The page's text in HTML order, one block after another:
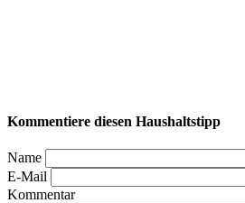
Kommentiere diesen Haushaltstipp
Name
E-Mail
Kommentar